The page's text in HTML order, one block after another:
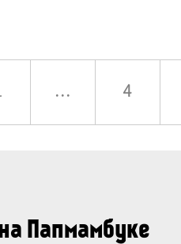
... 4
Папмамбуке